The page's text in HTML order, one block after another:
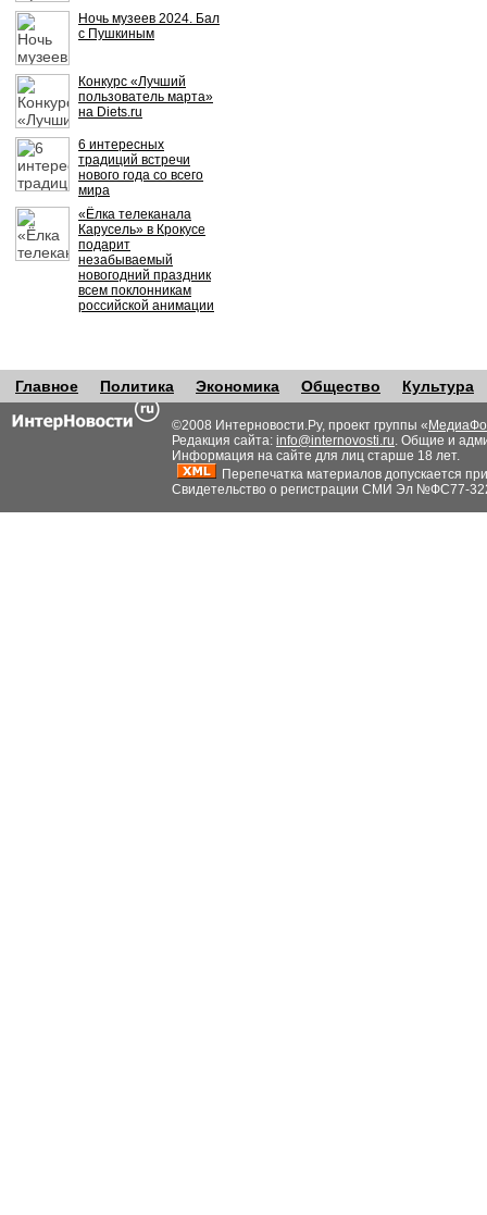
Ночь музеев 2024. Бал
с Пушкиным
Конкурс «Лучший
пользователь марта»
на Diets.ru
6 интересных
традиций встречи
нового года со всего
мира
«Ёлка телеканала
Карусель» в Крокусе
подарит
незабываемый
новогодний праздник
всем поклонникам
российской анимации
Главное Политика Экономика Общество Культура
©2008 Интерновости.Ру, проект группы «
Редакция сайта: info@internovosti.ru. Общие и
Информация на сайте для лиц старше 18 лет.
Перепечатка материалов допускается
Свидетельство о регистрации СМИ Эл №ФС77-